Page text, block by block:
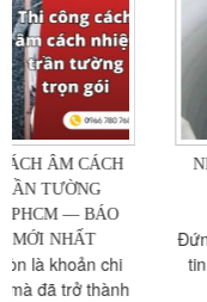
NÊN THI CÔNG CÁCH
TRẦN HAY CÁCH
TƯỜNG TRƯỚC?
Đứng trước một ma trận
tin, hầu hết các gia chủ
phải đau đầu với...